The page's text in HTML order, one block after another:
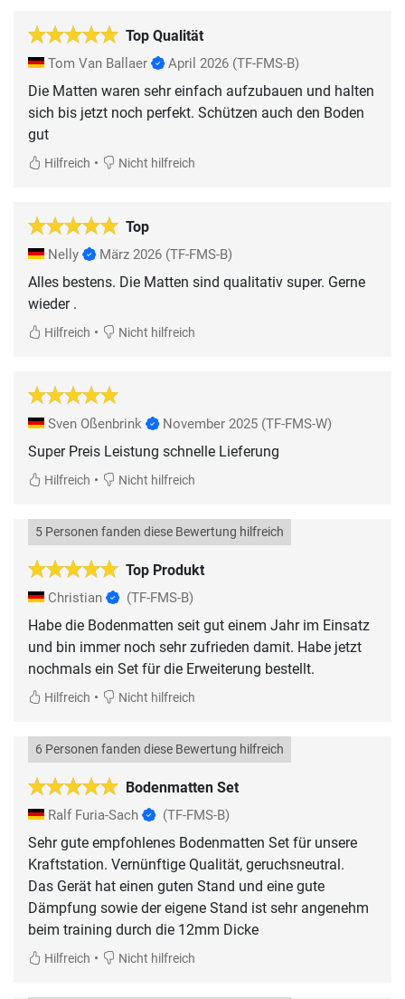
Top Qualität
Tom Van Ballaer April 2026 (TF-FMS-B)
Die Matten waren sehr einfach aufzubauen und halten
sich bis jetzt noch perfekt. Schützen auch den Boden
gut
Hilfreich • Nicht hilfreich
Top
Nelly März 2026 (TF-FMS-B)
Alles bestens. Die Matten sind qualitativ super. Gerne
wieder .
Hilfreich • Nicht hilfreich
Sven Oßenbrink November 2025 (TF-FMS-W)
Super Preis Leistung schnelle Lieferung
Hilfreich • Nicht hilfreich
Top Produkt
5 Personen fanden diese Bewertung hilfreich
Christian (TF-FMS-B)
Habe die Bodenmatten seit gut einem Jahr im Einsatz
und bin immer noch sehr zufrieden damit. Habe jetzt
nochmals ein Set für die Erweiterung bestellt.
Hilfreich • Nicht hilfreich
Bodenmatten Set
6 Personen fanden diese Bewertung hilfreich
Ralf Furia-Sach (TF-FMS-B)
Sehr gute empfohlenes Bodenmatten Set für unsere
Kraftstation. Vernünftige Qualität, geruchsneutral.
Das Gerät hat einen guten Stand und eine gute
Dämpfung sowie der eigene Stand ist sehr angenehm
beim training durch die 12mm Dicke
Hilfreich • Nicht hilfreich